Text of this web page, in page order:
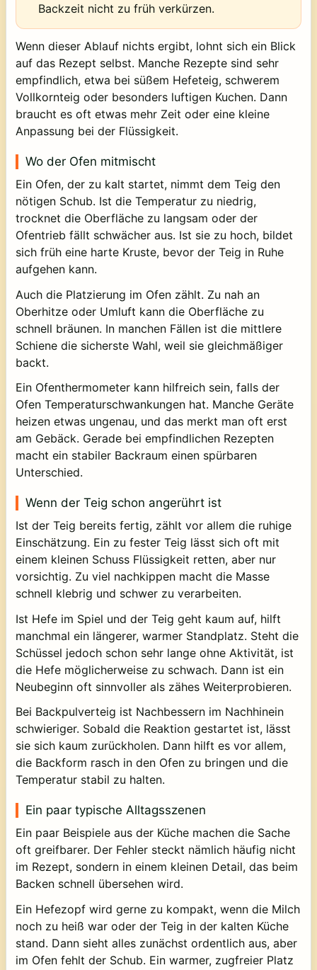
Backzeit nicht zu früh verkürzen.
Wenn dieser Ablauf nichts ergibt, lohnt sich ein Blick
auf das Rezept selbst. Manche Rezepte sind sehr
empfindlich, etwa bei süßem Hefeteig, schwerem
Vollkornteig oder besonders luftigen Kuchen. Dann
braucht es oft etwas mehr Zeit oder eine kleine
Anpassung bei der Flüssigkeit.
Wo der Ofen mitmischt
Ein Ofen, der zu kalt startet, nimmt dem Teig den
nötigen Schub. Ist die Temperatur zu niedrig,
trocknet die Oberfläche zu langsam oder der
Ofentrieb fällt schwächer aus. Ist sie zu hoch, bildet
sich früh eine harte Kruste, bevor der Teig in Ruhe
aufgehen kann.
Auch die Platzierung im Ofen zählt. Zu nah an
Oberhitze oder Umluft kann die Oberfläche zu
schnell bräunen. In manchen Fällen ist die mittlere
Schiene die sicherste Wahl, weil sie gleichmäßiger
backt.
Ein Ofenthermometer kann hilfreich sein, falls der
Ofen Temperaturschwankungen hat. Manche Geräte
heizen etwas ungenau, und das merkt man oft erst
am Gebäck. Gerade bei empfindlichen Rezepten
macht ein stabiler Backraum einen spürbaren
Unterschied.
Wenn der Teig schon angerührt ist
Ist der Teig bereits fertig, zählt vor allem die ruhige
Einschätzung. Ein zu fester Teig lässt sich oft mit
einem kleinen Schuss Flüssigkeit retten, aber nur
vorsichtig. Zu viel nachkippen macht die Masse
schnell klebrig und schwer zu verarbeiten.
Ist Hefe im Spiel und der Teig geht kaum auf, hilft
manchmal ein längerer, warmer Standplatz. Steht die
Schüssel jedoch schon sehr lange ohne Aktivität, ist
die Hefe möglicherweise zu schwach. Dann ist ein
Neubeginn oft sinnvoller als zähes Weiterprobieren.
Bei Backpulverteig ist Nachbessern im Nachhinein
schwieriger. Sobald die Reaktion gestartet ist, lässt
sie sich kaum zurückholen. Dann hilft es vor allem,
die Backform rasch in den Ofen zu bringen und die
Temperatur stabil zu halten.
Ein paar typische Alltagsszenen
Ein paar Beispiele aus der Küche machen die Sache
oft greifbarer. Der Fehler steckt nämlich häufig nicht
im Rezept, sondern in einem kleinen Detail, das beim
Backen schnell übersehen wird.
Ein Hefezopf wird gerne zu kompakt, wenn die Milch
noch zu heiß war oder der Teig in der kalten Küche
stand. Dann sieht alles zunächst ordentlich aus, aber
im Ofen fehlt der Schub. Ein warmer, zugfreier Platz